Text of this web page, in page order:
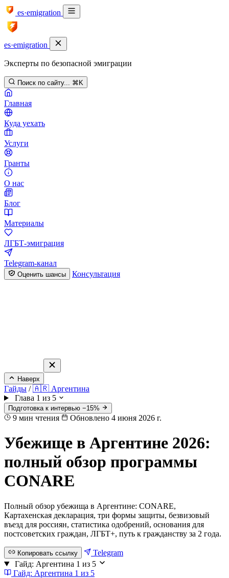
es·emigration
es·emigration
Эксперты по безопасной эмиграции
Поиск по сайту... ⌘K
Главная
Куда уехать
Услуги
Гранты
О нас
Блог
Материалы
ЛГБТ-эмиграция
Telegram-канал
Оценить шансы Консультация
Наверх
Гайды / 🇦🇷 Аргентина
Глава 1 из 5
Подготовка к интервью −15%
9 мин чтения Обновлено 4 июня 2026 г.
Убежище в Аргентине 2026:
полный обзор программы
CONARE
Полный обзор убежища в Аргентине: CONARE,
Картахенская декларация, три формы защиты, безвизовый
въезд для россиян, статистика одобрений, основания для
постсоветских граждан, ЛГБТ+, путь к гражданству за 2 года.
Копировать ссылку
Telegram
Гайд: Аргентина 1 из 5
Гайд: Аргентина 1 из 5